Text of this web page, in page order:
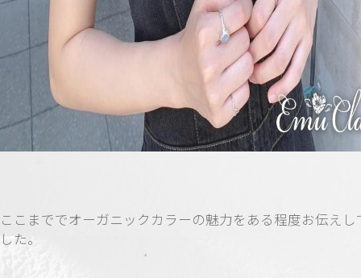
ここまででオーガニックカラーの魅力をある程度お伝えし
した。